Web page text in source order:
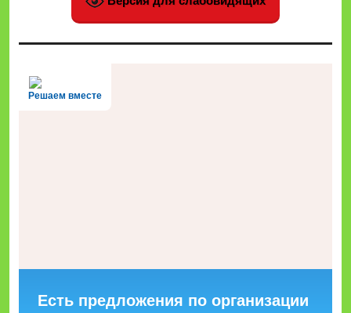
Решаем вместе
Есть предложения по организации